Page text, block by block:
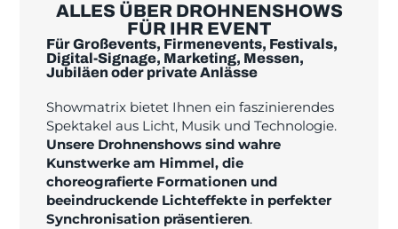
ALLES ÜBER DROHNENSHOWS
FÜR IHR EVENT
Für Großevents, Firmenevents, Festivals,
Digital-Signage, Marketing, Messen,
Jubiläen oder private Anlässe
Showmatrix bietet Ihnen ein faszinierendes
Spektakel aus Licht, Musik und Technologie.
Unsere Drohnenshows sind wahre
Kunstwerke am Himmel, die
choreografierte Formationen und
beeindruckende Lichteffekte in perfekter
Synchronisation präsentieren.